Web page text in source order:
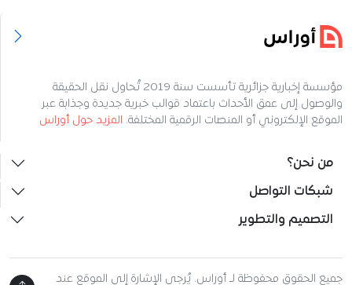
مؤسسة إخبارية جزائرية تأسست سنة 2019 تُحاول نقل الحقيقة
والوصول إلى عمق الأحداث باعتماد قوالب خبرية جديدة وجذابة عبر
الموقع الإلكتروني أو المنصات الرقمية المختلفة. المزيد حول أوراس
من نحن؟
شبكات التواصل
التصميم والتطوير
جميع الحقوق محفوظة لـ أوراس. يُرجى الإشارة إلى الموقع عند